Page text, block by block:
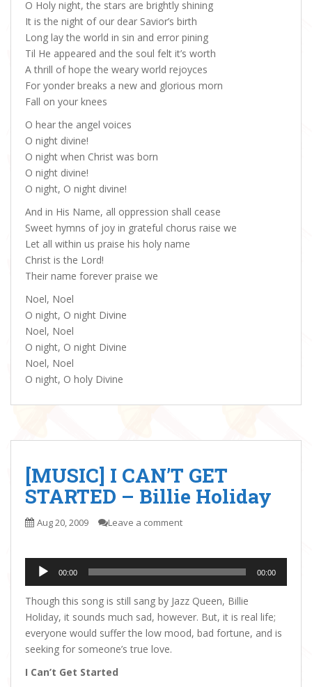
O Holy night, the stars are brightly shining
It is the night of our dear Savior’s birth
Long lay the world in sin and error pining
Til He appeared and the soul felt it’s worth
A thrill of hope the weary world rejoyces
For yonder breaks a new and glorious morn
Fall on your knees
O hear the angel voices
O night divine!
O night when Christ was born
O night divine!
O night, O night divine!
And in His Name, all oppression shall cease
Sweet hymns of joy in grateful chorus raise we
Let all within us praise his holy name
Christ is the Lord!
Their name forever praise we
Noel, Noel
O night, O night Divine
Noel, Noel
O night, O night Divine
Noel, Noel
O night, O holy Divine
[MUSIC] I CAN’T GET
STARTED – Billie Holiday
Aug 20, 2009 Leave a comment
Audio
Player
00:00 00:00
Though this song is still sang by Jazz Queen, Billie
Holiday, it sounds much sad, however. But, it is real life;
everyone would suffer the low mood, bad fortune, and is
seeking for someone’s true love.
I Can’t Get Started